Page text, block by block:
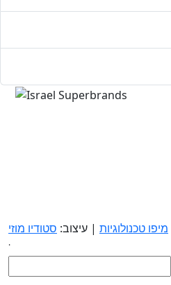
מיפו טכנולוגיות | עיצוב: סטודיו מוזי
.